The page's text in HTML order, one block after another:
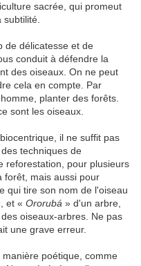
sacrée, qui promeut
de délicatesse et de
conduit à défendre la
des oiseaux. On ne peut
cela en compte. Par
planter des forêts.
sont les oiseaux.
il ne suffit pas
techniques de
reforestation, pour plusieurs
forêt, mais aussi pour
qui tire son nom de l'oiseau
et « Ororubá » d'un arbre,
oiseaux-arbres. Ne pas
une grave erreur.
poétique, comme